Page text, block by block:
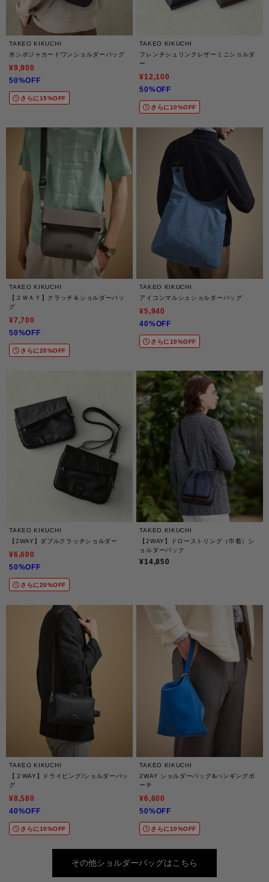
TAKEO KIKUCHI
水シボジャカードワンショルダーバッグ
¥9,900
50%OFF
さらに15%OFF
TAKEO KIKUCHI
フレンチシュリンクレザーミニショルダ
ー
¥12,100
50%OFF
さらに10%OFF
TAKEO KIKUCHI
【２ＷＡＹ】クラッチ＆ショルダーバッ
グ
¥7,700
50%OFF
さらに20%OFF
TAKEO KIKUCHI
アイコンマルシェショルダーバッグ
¥5,940
40%OFF
さらに10%OFF
TAKEO KIKUCHI
【2WAY】ダブルクラッチショルダー
¥6,600
50%OFF
さらに20%OFF
TAKEO KIKUCHI
【2WAY】ドローストリング（巾着）シ
ョルダーバック
¥14,850
TAKEO KIKUCHI
【２WAY】ドライビング/ショルダーバッ
グ
¥8,580
40%OFF
さらに10%OFF
TAKEO KIKUCHI
2WAY ショルダーバッグ&ハンギングポ
ーチ
¥6,600
50%OFF
さらに10%OFF
その他ショルダーバッグはこちら